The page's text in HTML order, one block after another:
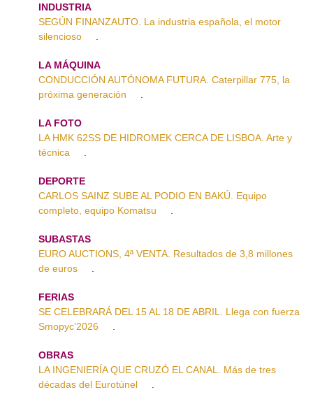
INDUSTRIA
SEGÚN FINANZAUTO. La industria española, el motor
silencioso
LA MÁQUINA
CONDUCCIÓN AUTÓNOMA FUTURA. Caterpillar 775, la
próxima generación
LA FOTO
LA HMK 62SS DE HIDROMEK CERCA DE LISBOA. Arte y
técnica
DEPORTE
CARLOS SAINZ SUBE AL PODIO EN BAKÚ. Equipo
completo, equipo Komatsu
SUBASTAS
EURO AUCTIONS, 4ª VENTA. Resultados de 3,8 millones
de euros
FERIAS
SE CELEBRARÁ DEL 15 AL 18 DE ABRIL. Llega con fuerza
Smopyc’2026
OBRAS
LA INGENIERÍA QUE CRUZÓ EL CANAL. Más de tres
décadas del Eurotúnel